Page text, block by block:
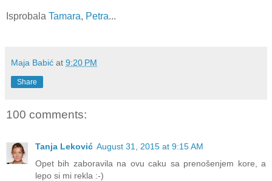
Isprobala Tamara, Petra...
Maja Babić at 9:20 PM
Share
100 comments:
Tanja Leković August 31, 2015 at 9:15 AM
Opet bih zaboravila na ovu caku sa prenošenjem kore, a
lepo si mi rekla :-)